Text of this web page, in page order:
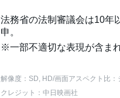
法務省の法制審議会は10年
申。
※一部不適切な表現が含ま
解像度：SD, HD/画面アスペクト比
クレジット：中日映画社